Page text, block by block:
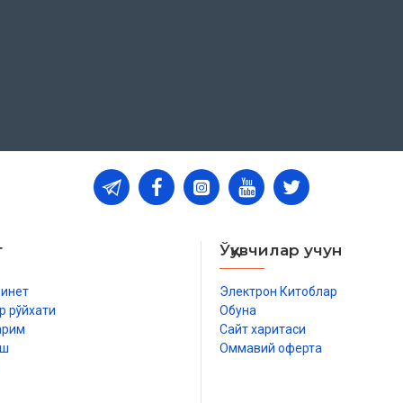
рўйхати
Ўқувчилар учун
Электрон Китоблар
Обуна
Сайт харитаси
Оммавий оферта